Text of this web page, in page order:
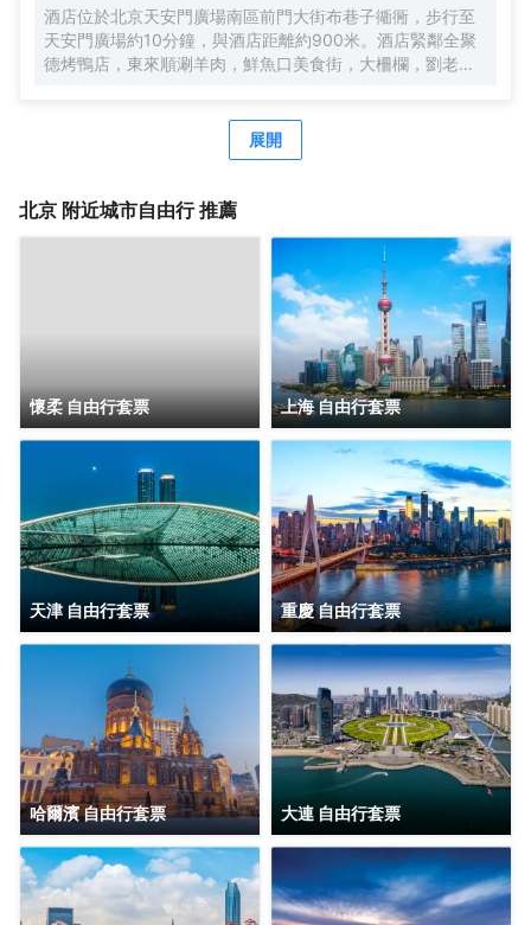
酒店位於北京天安門廣場南區前門大街布巷子衚衕，步行至
天安門廣場約10分鐘，與酒店距離約900米。酒店緊鄰全聚
德烤鴨店，東來順涮羊肉，鮮魚口美食街，大柵欄，劉老根
族的體驗享受。酒店設計為復古理念，傳統文化的氣息使得
老北京的特色渲染不已。讓您完全親身體驗。酒店專屬房間
店共百餘間房，酒店的優勢房間都很寬大，舒適的床為您卸
保您和您的伴侶在房間可以舒適的度過愜意的每一夜。酒店
宗旨是服務永遠微笑，隨時隨地為您排憂解難，配備了可口
的傳統的餐飲，旅遊部，供您選擇北京及周邊的旅行天堂。
酒店內服務有機場接送，外賓翻譯，北京旅遊報名。酒店全
體員工在北京集體恭候您的光臨，將讓您感受什麼叫回家的
展開
北京 附近城市自由行 推薦
懷柔 自由行套票 上海 自由行套票
天津 自由行套票 重慶 自由行套票
哈爾濱 自由行套票 大連 自由行套票